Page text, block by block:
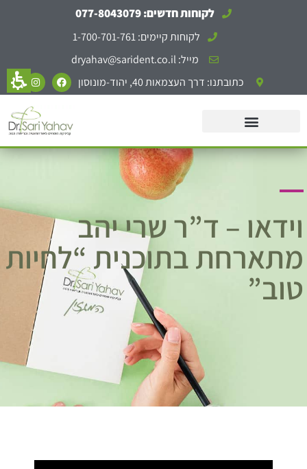
לקוחות חדשים: 077-8043079
לקוחות קיימים: 1-700-701-761
מייל: dryahav@sarident.co.il
כתובתנו: דרך העצמאות 40, יהוד-מונוסון
וידאו – ד”ר שרי יהב
מתארחת בתוכנית “לחיות
טוב”